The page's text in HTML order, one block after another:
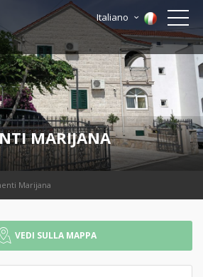
Italiano
MARIJANA
Marijana
VEDI SULLA MAPPA